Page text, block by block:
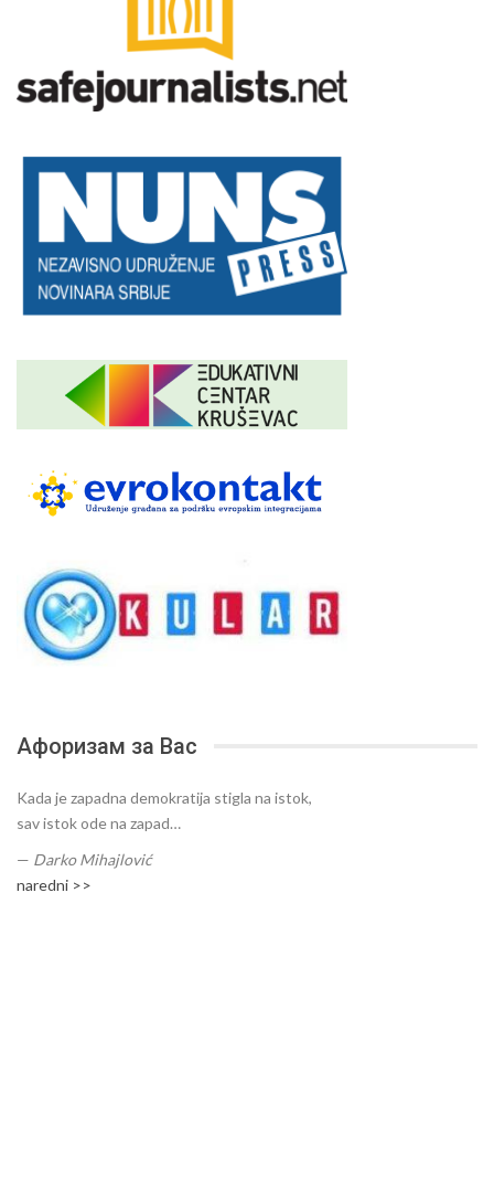
Афоризам за Вас
Kada je zapadna demokratija stigla na istok,
sav istok ode na zapad…
— Darko Mihajlović
naredni >>